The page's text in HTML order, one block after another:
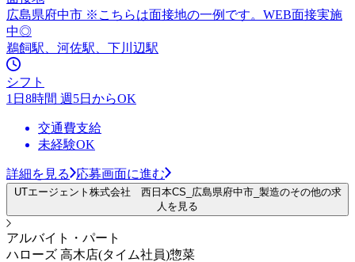
広島県府中市 ※こちらは面接地の一例です。WEB面接実施
中◎
鵜飼駅、河佐駅、下川辺駅
シフト
1日8時間 週5日からOK
交通費支給
未経験OK
詳細を見る 応募画面に進む
UTエージェント株式会社 西日本CS_広島県府中市_製造のその他の求
人を見る
アルバイト・パート
ハローズ 高木店(タイム社員)惣菜